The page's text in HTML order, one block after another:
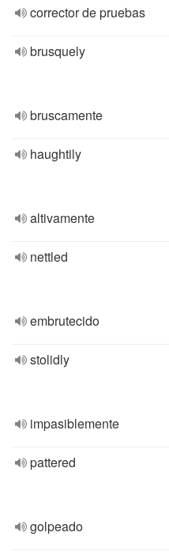
corrector de pruebas
brusquely
bruscamente
haughtily
altivamente
nettled
embrutecido
stolidly
impasiblemente
pattered
golpeado